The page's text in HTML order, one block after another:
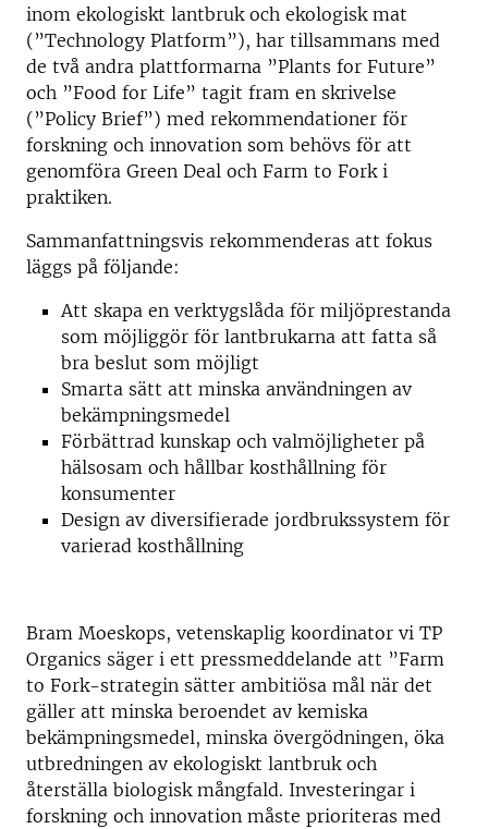
inom ekologiskt lantbruk och ekologisk mat
(”Technology Platform”), har tillsammans med
de två andra plattformarna ”Plants for Future”
och ”Food for Life” tagit fram en skrivelse
(”Policy Brief”) med rekommendationer för
forskning och innovation som behövs för att
genomföra Green Deal och Farm to Fork i
praktiken.
Sammanfattningsvis rekommenderas att fokus
läggs på följande:
Att skapa en verktygslåda för miljöprestanda
som möjliggör för lantbrukarna att fatta så
bra beslut som möjligt
Smarta sätt att minska användningen av
bekämpningsmedel
Förbättrad kunskap och valmöjligheter på
hälsosam och hållbar kosthållning för
konsumenter
Design av diversifierade jordbrukssystem för
varierad kosthållning
Bram Moeskops, vetenskaplig koordinator vi TP
Organics säger i ett pressmeddelande att ”Farm
to Fork-strategin sätter ambitiösa mål när det
gäller att minska beroendet av kemiska
bekämpningsmedel, minska övergödningen, öka
utbredningen av ekologiskt lantbruk och
återställa biologisk mångfald. Investeringar i
forskning och innovation måste prioriteras med